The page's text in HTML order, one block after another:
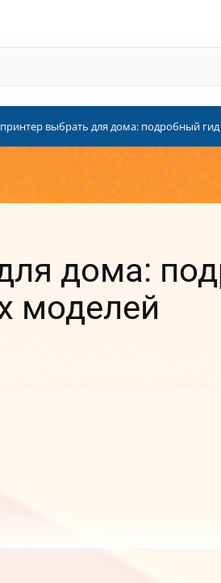
выбрать для дома: подробный
дома:
моделей